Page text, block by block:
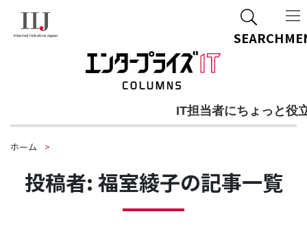
IT担当者にちょっと役
SEARCH
ホーム
投稿者: 福室綾子の記事一覧